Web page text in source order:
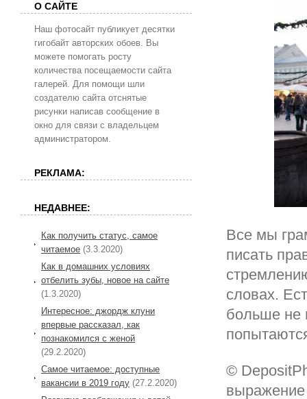
Все мы
писать
словах.
больше не
©
выражение
О САЙТЕ
Наш фотосайт публикует десятки
гигобайт авторских обоев. Вы
можете помогать росту
количества посещаемости сайта
галерей. Для помощи шли
создателю сайта отснятые
рисунки написав сообщение в
окно для связи с владельцем
администратором.
РЕКЛАМА:
НЕДАВНЕЕ:
Как получить статус, самое
читаемое (3.3.2020)
Как в домашних условиях
отбелить зубы, новое на сайте
(1.3.2020)
Интересное: джордж клуни
впервые рассказал, как
познакомился с женой
(29.2.2020)
Самое читаемое: доступные
вакансии в 2019 году (27.2.2020)